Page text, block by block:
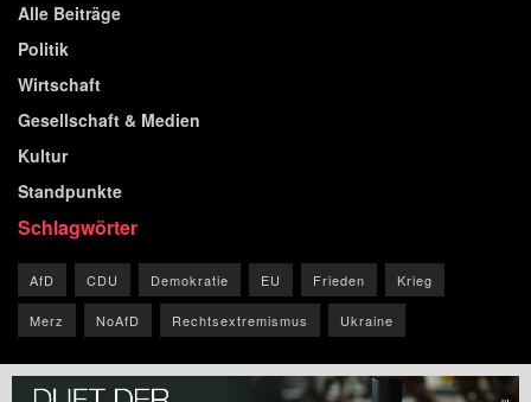
Alle Beiträge
Politik
Wirtschaft
Gesellschaft & Medien
Kultur
Standpunkte
Schlagwörter
AfD CDU Demokratie EU Frieden Krieg
Merz NoAfD Rechtsextremismus Ukraine